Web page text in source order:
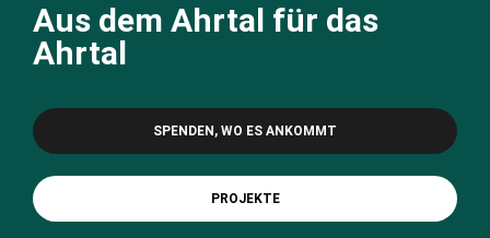
Aus dem Ahrtal für das
Ahrtal
SPENDEN, WO ES ANKOMMT
PROJEKTE